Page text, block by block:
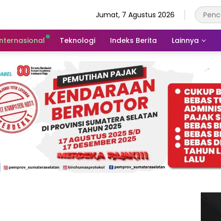
Jumat, 7 Agustus 2026
Teknologi Indeks Berita Lainnya